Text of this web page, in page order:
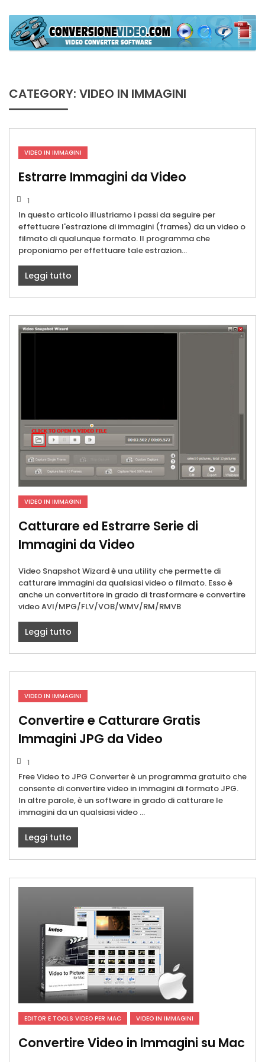
content
CATEGORY: VIDEO IN IMMAGINI
VIDEO IN IMMAGINI
Estrarre Immagini da Video
1
In questo articolo illustriamo i passi da seguire per
effettuare l'estrazione di immagini (frames) da un video o
filmato di qualunque formato. Il programma che
proponiamo per effettuare tale estrazion...
Leggi tutto
VIDEO IN IMMAGINI
Catturare ed Estrarre Serie di
Immagini da Video
Video Snapshot Wizard è una utility che permette di
catturare immagini da qualsiasi video o filmato. Esso è
anche un convertitore in grado di trasformare e convertire
video AVI/MPG/FLV/VOB/WMV/RM/RMVB
Leggi tutto
VIDEO IN IMMAGINI
Convertire e Catturare Gratis
Immagini JPG da Video
1
Free Video to JPG Converter è un programma gratuito che
consente di convertire video in immagini di formato JPG.
In altre parole, è un software in grado di catturare le
immagini da un qualsiasi video ...
Leggi tutto
EDITOR E TOOLS VIDEO PER MAC VIDEO IN IMMAGINI
Convertire Video in Immagini su Mac